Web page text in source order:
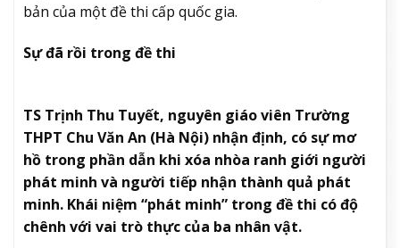
bản của một đề thi cấp quốc gia.
Sự đã rồi trong đề thi
TS Trịnh Thu Tuyết, nguyên giáo viên Trường
THPT Chu Văn An (Hà Nội) nhận định, có sự mơ
hồ trong phần dẫn khi xóa nhòa ranh giới người
phát minh và người tiếp nhận thành quả phát
minh. Khái niệm “phát minh” trong đề thi có độ
chênh với vai trò thực của ba nhân vật.